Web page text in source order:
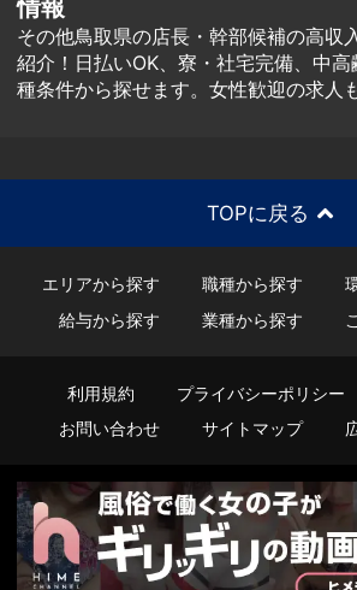
情報
その他鳥取県の店長・幹部候補の高収
紹介！日払いOK、寮・社宅完備、中
種条件から探せます。女性歓迎の求人
TOPに戻る
エリアから探す 職種から探す
給与から探す
業種から探す
利用規約 プライバシーポリシー
お問い合わせ
サイトマップ